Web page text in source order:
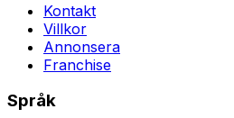
Kontakt
Villkor
Annonsera
Franchise
Språk